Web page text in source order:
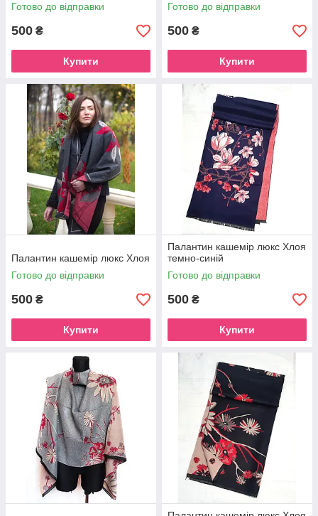
Готово до відправки
500 ₴
Купити
Готово до відправки
500 ₴
Купити
Палантин кашемір люкс Хлоя
Готово до відправки
500 ₴
Купити
Палантин кашемір люкс Хлоя
темно-синій
Готово до відправки
500 ₴
Купити